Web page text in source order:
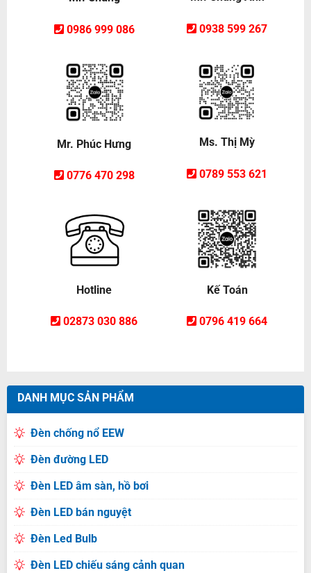
0986 999 086 0938 599 267
Mr. Phúc Hưng
0776 470 298
Ms. Thị Mỳ
0789 553 621
Hotline
02873 030 886
Kế Toán
0796 419 664
DANH MỤC SẢN PHẨM
Đèn chống nổ EEW
Đèn đường LED
Đèn LED âm sàn, hồ bơi
Đèn LED bán nguyệt
Đèn Led Bulb
Đèn LED chiếu sáng cảnh quan